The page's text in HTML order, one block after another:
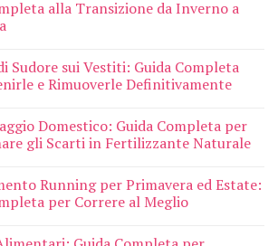
alla Transizione da Inverno a
Sudore sui Vestiti: Guida Completa
e Rimuoverle Definitivamente
Domestico: Guida Completa per
gli Scarti in Fertilizzante Naturale
Running per Primavera ed Estate:
per Correre al Meglio